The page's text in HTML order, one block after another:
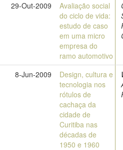
29-Out-2009
Avaliação social
do ciclo de vida:
estudo de caso
em uma micro
empresa do
ramo automotivo
8-Jun-2009
Design, cultura e
tecnologia nos
rótulos de
cachaça da
cidade de
Curitiba nas
décadas de
1950 e 1960